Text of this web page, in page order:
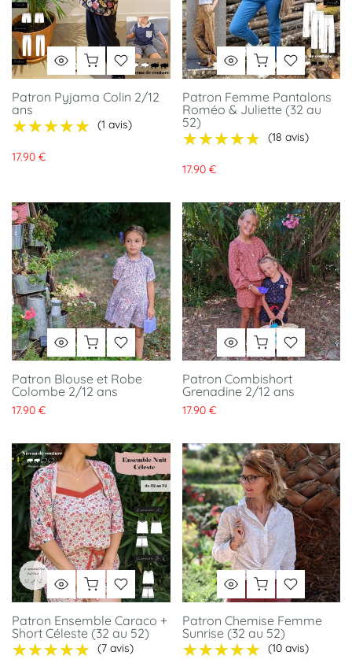
Patron Pyjama Colin 2/12
ans
★★★★★
★★★★★ (1 avis)
17.90 €
Patron Femme Pantalons
Roméo & Juliette (32 au
52)
★★★★★
★★★★★ (18 avis)
17.90 €
Patron Blouse et Robe
Colombe 2/12 ans
17.90 €
Patron Combishort
Grenadine 2/12 ans
17.90 €
Patron Ensemble Caraco +
Short Céleste (32 au 52)
★★★★★
★★★★★ (7 avis)
Patron Chemise Femme
Sunrise (32 au 52)
★★★★★
★★★★★ (10 avis)